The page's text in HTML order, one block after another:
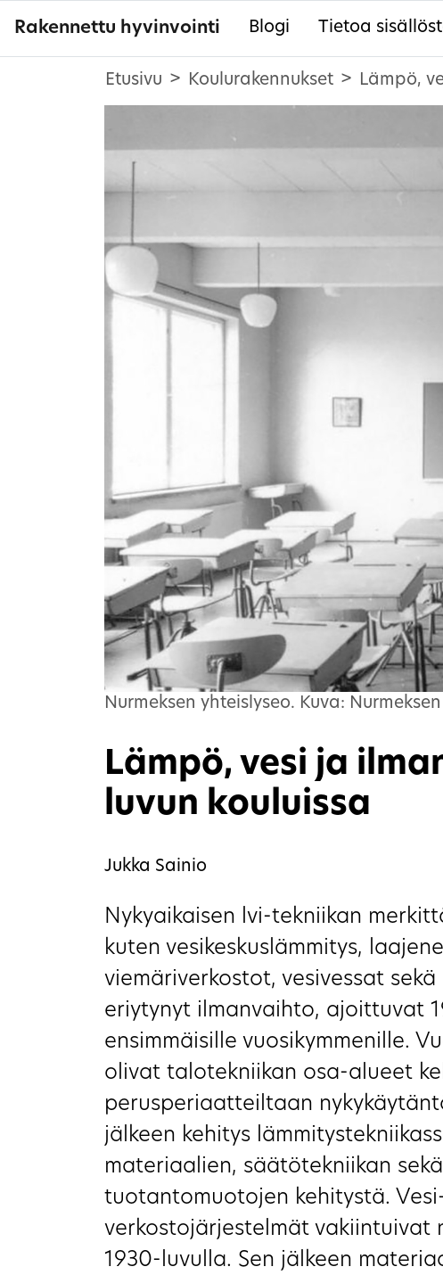
Rakennettu hyvinvointi Blogi Tietoa
Etusivu Koulurakennukset Lämpö,
Nurmeksen yhteislyseo. Kuva:
Lämpö, vesi ja
luvun kouluissa
Jukka Sainio
Nykyaikaisen lvi-tekniikan
kuten vesikeskuslämmitys,
viemäriverkostot, vesivessat
eriytynyt ilmanvaihto, ajoittuvat
ensimmäisille vuosikymmenille.
olivat talotekniikan osa-alueet
perusperiaatteiltaan
jälkeen kehitys
materiaalien, säätötekniikan
tuotantomuotojen kehitystä.
verkostojärjestelmät vakiintuivat
1930-luvulla. Sen jälkeen